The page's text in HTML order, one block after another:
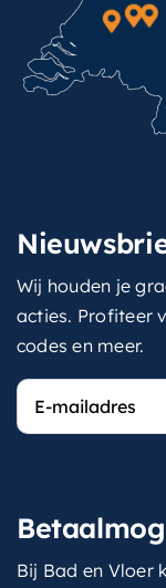
Wij houden je
acties. Profiteer
codes en meer.
E-
mailadres
Bij Bad en Vloer